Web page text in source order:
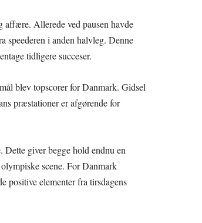
affære. Allerede ved pausen havde
speederen i anden halvleg. Denne
tidligere succeser.
blev topscorer for Danmark. Gidsel
præstationer er afgørende for
giver begge hold endnu en
scene. For Danmark
positive elementer fra tirsdagens